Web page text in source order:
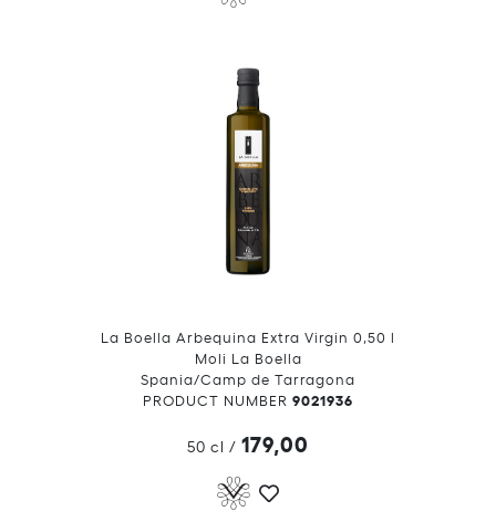
La Boella Arbequina Extra Virgin 0,50 l
Moli La Boella
Spania/Camp de Tarragona
PRODUCT NUMBER 9021936
50 cl / 179,00